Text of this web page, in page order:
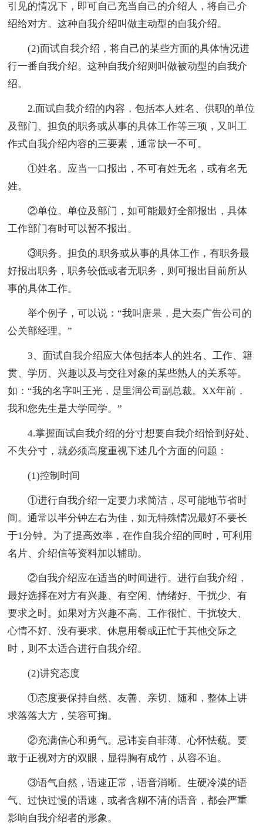
引见的情况下，即可自己充当自己的介绍人，将自己介
绍给对方。这种自我介绍叫做主动型的自我介绍。
(2)面试自我介绍，将自己的某些方面的具体情况进
行一番自我介绍。这种自我介绍则叫做被动型的自我介
绍。
2.面试自我介绍的内容，包括本人姓名、供职的单位
及部门、担负的职务或从事的具体工作等三项，又叫工
作式自我介绍内容的三要素，通常缺一不可。
①姓名。应当一口报出，不可有姓无名，或有名无
姓。
②单位。单位及部门，如可能最好全部报出，具体
工作部门有时可以暂不报出。
③职务。担负的.职务或从事的具体工作，有职务最
好报出职务，职务较低或者无职务，则可报出目前所从
事的具体工作。
举个例子，可以说：“我叫唐果，是大秦广告公司的
公关部经理。”
3、面试自我介绍应大体包括本人的姓名、工作、籍
贯、学历、兴趣以及与交往对象的某些熟人的关系等。
如：“我的名字叫王光，是里润公司副总裁。XX年前，
我和您先生是大学同学。”
4.掌握面试自我介绍的分寸想要自我介绍恰到好处、
不失分寸，就必须高度重视下述几个方面的问题：
(1)控制时间
①进行自我介绍一定要力求简洁，尽可能地节省时
间。通常以半分钟左右为佳，如无特殊情况最好不要长
于1分钟。为了提高效率，在作自我介绍的同时，可利用
名片、介绍信等资料加以辅助。
②自我介绍应在适当的时间进行。进行自我介绍，
最好选择在对方有兴趣、有空闲、情绪好、干扰少、有
要求之时。如果对方兴趣不高、工作很忙、干扰较大、
心情不好、没有要求、休息用餐或正忙于其他交际之
时，则不太适合进行自我介绍。
(2)讲究态度
①态度要保持自然、友善、亲切、随和，整体上讲
求落落大方，笑容可掬。
②充满信心和勇气。忌讳妄自菲薄、心怀怯藐。要
敢于正视对方的双眼，显得胸有成竹，从容不迫。
③语气自然，语速正常，语音消晰。生硬冷漠的语
气、过快过慢的语速，或者含糊不清的语音，都会严重
影响自我介绍者的形象。